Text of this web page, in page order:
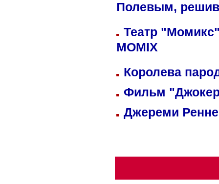
Полевым,
Театр
MOMIX
Королева
Фильм
Джереми